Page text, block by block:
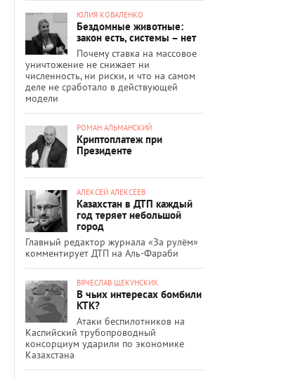
ЮЛИЯ КОВАЛЕНКО
Бездомные животные:
закон есть, системы – нет
Почему ставка на массовое
уничтожение не снижает ни
численность, ни риски, и что на самом
деле не сработало в действующей
модели
РОМАН АЛЬМАНСКИЙ
Криптоплатеж при
Президенте
АЛЕКСЕЙ АЛЕКСЕЕВ
Казахстан в ДТП каждый
год теряет небольшой
город
Главный редактор журнала «За рулём»
комментирует ДТП на Аль-Фараби
ВЯЧЕСЛАВ ЩЕКУНСКИХ
В чьих интересах бомбили
КТК?
Атаки беспилотников на
Каспийский трубопроводный
консорциум ударили по экономике
Казахстана